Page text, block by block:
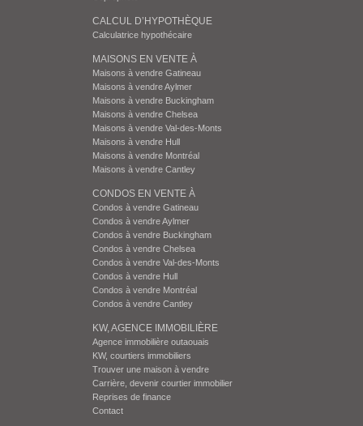
CALCUL D’HYPOTHÈQUE
Calculatrice hypothécaire
MAISONS EN VENTE À
Maisons à vendre Gatineau
Maisons à vendre Aylmer
Maisons à vendre Buckingham
Maisons à vendre Chelsea
Maisons à vendre Val-des-Monts
Maisons à vendre Hull
Maisons à vendre Montréal
Maisons à vendre Cantley
CONDOS EN VENTE À
Condos à vendre Gatineau
Condos à vendre Aylmer
Condos à vendre Buckingham
Condos à vendre Chelsea
Condos à vendre Val-des-Monts
Condos à vendre Hull
Condos à vendre Montréal
Condos à vendre Cantley
KW, AGENCE IMMOBILIÈRE
Agence immobilière outaouais
KW, courtiers immobiliers
Trouver une maison à vendre
Carrière, devenir courtier immobilier
Reprises de finance
Contact